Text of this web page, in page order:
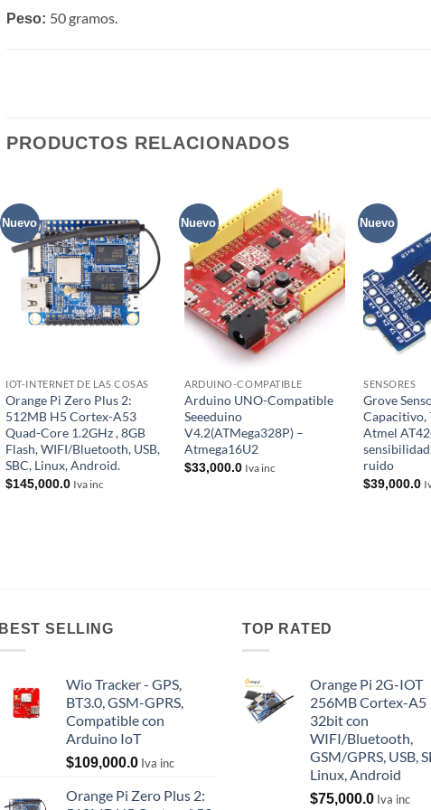
Peso: 50 gramos.
PRODUCTOS RELACIONADOS
Nuevo
Agregar
a la lista
de
favoritos
IOT-INTERNET DE LAS COSAS
Orange Pi Zero Plus 2:
512MB H5 Cortex-A53
Quad-Core 1.2GHz , 8GB
Flash, WIFI/Bluetooth, USB,
SBC, Linux, Android.
$145,000.0 Iva inc
Nuevo
Agregar
a la lista
de
favoritos
ARDUINO-COMPATIBLE
Arduino UNO-Compatible
Seeeduino
V4.2(ATMega328P) –
Atmega16U2
$33,000.0 Iva inc
Nuevo
SENSORES
Grove
Capacitivo,
Atmel
ruido
$39,000.0
BEST SELLING
Wio Tracker - GPS,
BT3.0, GSM-GPRS,
Compatible con
Arduino IoT
$109,000.0 Iva inc
Orange Pi Zero Plus 2:
TOP RATED
Orange Pi 2G-IOT
256MB Cortex-A5
32bit con
WIFI/Bluetooth,
GSM/GPRS, USB,
Linux, Android
$75,000.0 Iva inc